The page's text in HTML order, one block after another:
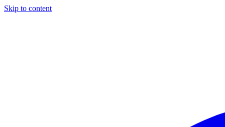
Skip to content